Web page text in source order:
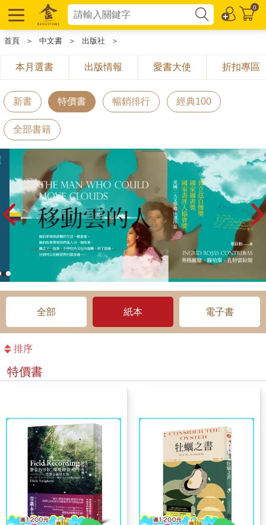
0
首頁 ＞ 中文書 ＞ 出版社 ＞
本月選書 出版情報 愛書大使 折扣專區
新書 特價書 暢銷排行 經典100
全部書籍
全部 紙本 電子書
排序
特價書